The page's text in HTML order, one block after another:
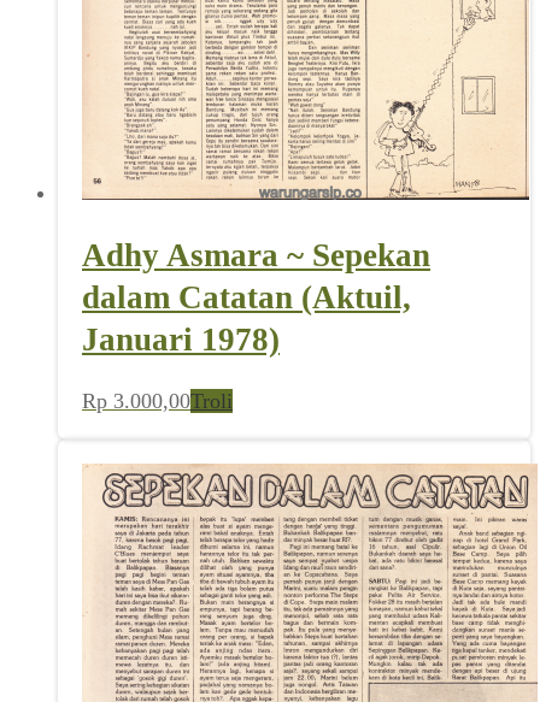
Adhy Asmara ~ Sepekan
dalam Catatan (Aktuil,
Januari 1978)
Rp 3.000,00Troli